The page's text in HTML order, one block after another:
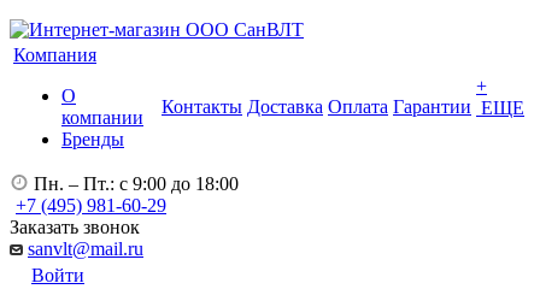
Компания
О
компании
Бренды
Контакты Доставка Оплата Гарантии
+
ЕЩЕ
Пн. – Пт.: с 9:00 до 18:00
+7 (495) 981-60-29
Заказать звонок
sanvlt@mail.ru
Войти